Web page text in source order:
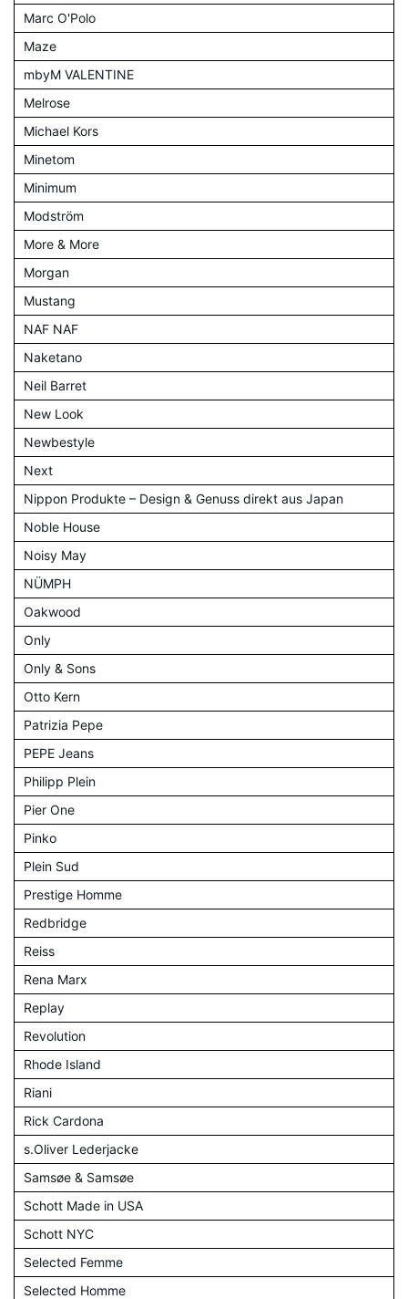
Marc O'Polo
Maze
mbyM VALENTINE
Melrose
Michael Kors
Minetom
Minimum
Modström
More & More
Morgan
Mustang
NAF NAF
Naketano
Neil Barret
New Look
Newbestyle
Next
Nippon Produkte – Design & Genuss direkt aus Japan
Noble House
Noisy May
NÜMPH
Oakwood
Only
Only & Sons
Otto Kern
Patrizia Pepe
PEPE Jeans
Philipp Plein
Pier One
Pinko
Plein Sud
Prestige Homme
Redbridge
Reiss
Rena Marx
Replay
Revolution
Rhode Island
Riani
Rick Cardona
s.Oliver Lederjacke
Samsøe & Samsøe
Schott Made in USA
Schott NYC
Selected Femme
Selected Homme